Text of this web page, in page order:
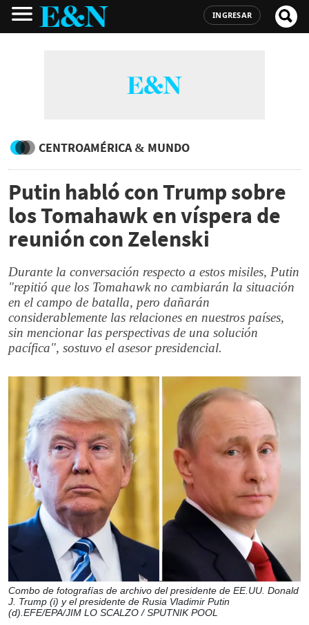
INGRESAR
CENTROAMÉRICA & MUNDO
Putin habló con Trump sobre
los Tomahawk en víspera de
reunión con Zelenski
Durante la conversación respecto a estos misiles, Putin
"repitió que los Tomahawk no cambiarán la situación
en el campo de batalla, pero dañarán
considerablemente las relaciones en nuestros países,
sin mencionar las perspectivas de una solución
pacífica", sostuvo el asesor presidencial.
Combo de fotografías de archivo del presidente de EE.UU. Donald
J. Trump (i) y el presidente de Rusia Vladimir Putin
(d).EFE/EPA/JIM LO SCALZO / SPUTNIK POOL